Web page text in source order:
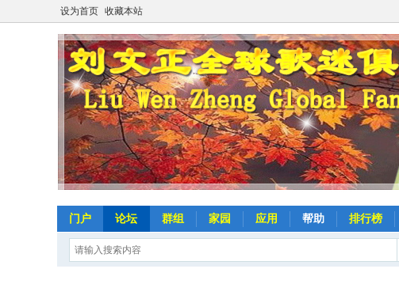
设为首页 收藏本站
门户 论坛 群组 家园 应用 帮助 排行榜